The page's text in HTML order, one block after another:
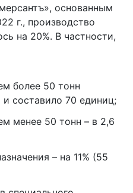
основанным
г., производство
на 20%. В частности,
более 50 тонн
и составило 70 единиц;
менее 50 тонн – в 2,6
– на 11% (55